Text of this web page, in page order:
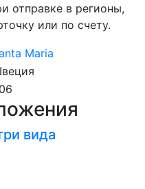
отправке в регионы,
или по счету.
Maria
вида